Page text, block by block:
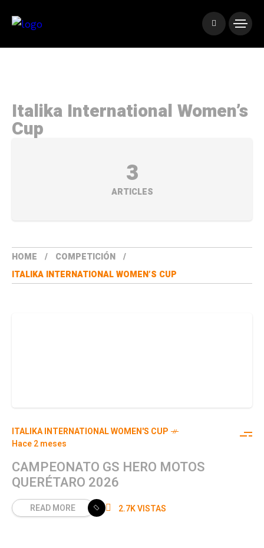
Italika International Women’s
Cup
3
ARTICLES
HOME
COMPETICIÓN
ITALIKA INTERNATIONAL WOMEN’S CUP
ITALIKA INTERNATIONAL WOMEN'S CUP
Hace 2 meses
CAMPEONATO GS HERO MOTOS
QUERÉTARO 2026
READ MORE 2.7K VISTAS